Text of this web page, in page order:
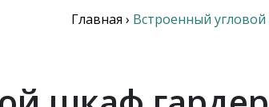
Главная › Встроенный